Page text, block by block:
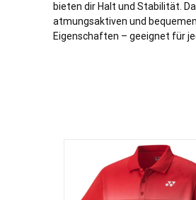
bieten dir Halt und Stabilität.
atmungsaktiven und bequemen
Eigenschaften – geeignet für